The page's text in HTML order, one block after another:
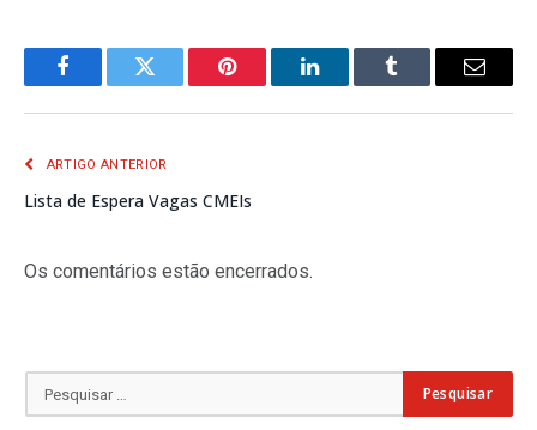
FacebookTwitter Pinterest LinkedInTumblr
E-
ARTIGO ANTERIOR
Lista de Espera Vagas CMEIs
Os comentários estão encerrados.